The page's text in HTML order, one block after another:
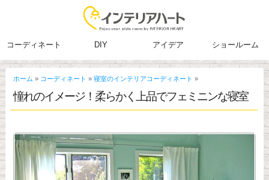
コーディネート DIY アイデア ショールーム
ホーム » コーディネート » 寝室のインテリアコーディネート »
憧れのイメージ！柔らかく上品でフェミニンな寝室